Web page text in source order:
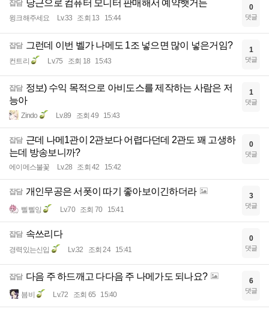
잡담 당근으로 컴퓨터 모니터 판매해서 예약햇거든
윙크해주세요 Lv.33 조회 13 15:44
0
댓글
잡담 그런데 이번 벨가 나메도 1조 넣으면 많이 넣은거임?
컨트리 Lv.75 조회 18 15:43
1
댓글
잡담 정보) 수익 목적으로 아비도스를 제작하는 사람은 저
능아
Zindo Lv.89 조회 49 15:43
1
댓글
잡담 근데 나메1관이 2관보다 어렵다던데 2관도 꽤 고생하
는데 방송보니까?
에이메스불꽃 Lv.28 조회 42 15:42
0
댓글
잡담 개인무공은 서폿이 따기 좋아보이긴하더라
삘삘잉 Lv.70 조회 70 15:41
3
댓글
잡담 속쓰리다
경력있는신입 Lv.32 조회 24 15:41
0
댓글
잡담 다음 주 하드깨고 다다음 주 나메가도 되나요?
븜비 Lv.72 조회 65 15:40
6
댓글